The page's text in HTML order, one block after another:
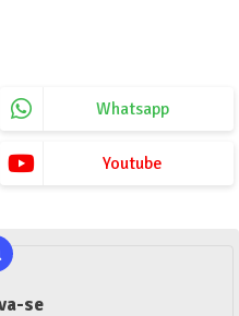
Whatsapp
Youtube
se